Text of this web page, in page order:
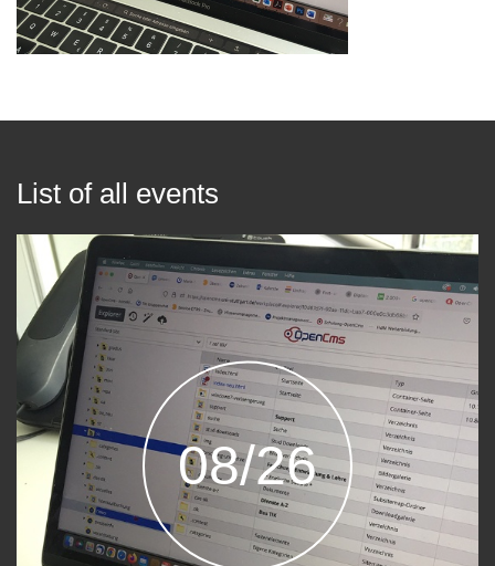
List of all events
08/26